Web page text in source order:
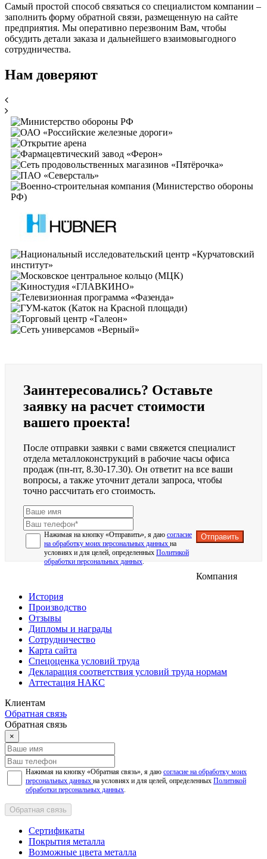
Самый простой способ связаться со специалистом компании –
заполнить форму обратной связи, размещенную на сайте
предприятия. Мы оперативно перезвоним Вам, чтобы
обсудить детали заказа и дальнейшего взаимовыгодного
сотрудничества.
Нам доверяют
Заинтересовались? Оставьте
заявку на расчет стоимости
вашего проекта!
После отправки заявки с вами свяжется специалист
отдела металлоконструкций в рабочие часы офиса
продаж (пн-пт, 8.30-17.30). Он ответит на все ваши
вопросы, а также уточнит детали запроса, чтобы
точно рассчитать его стоимость.
Нажимая на кнопку «Отправить», я даю согласие
на обработку моих персональных данных на
условиях и для целей, определенных Политикой
обработки персональных данных
Отправить
Компания
История
Производство
Отзывы
Дипломы и награды
Сотрудничество
Карта сайта
Спецоценка условий труда
Декларация соответствия условий труда нормам
Аттестация НАКС
Клиентам
Обратная связь
Обратная связь
×
Нажимая на кнопку «Обратная связь», я даю согласие на обработку моих
персональных данных на условиях и для целей, определенных Политикой
обработки персональных данных
Обратная связь
Сертификаты
Покрытия металла
Возможные цвета металла